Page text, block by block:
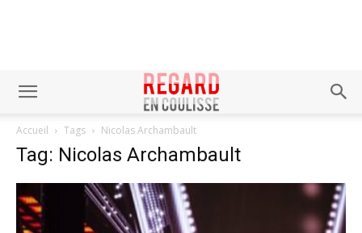
Accueil Tags Nicolas Archambault
Tag: Nicolas Archambault